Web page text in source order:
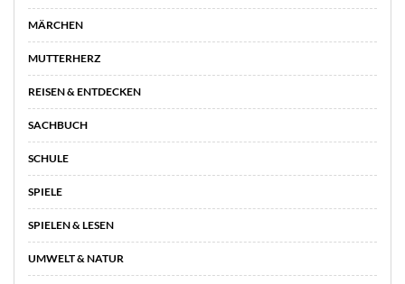
MÄRCHEN
MUTTERHERZ
REISEN & ENTDECKEN
SACHBUCH
SCHULE
SPIELE
SPIELEN & LESEN
UMWELT & NATUR